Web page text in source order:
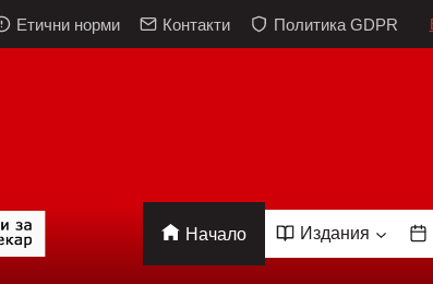
Етични норми Контакти Политика GDPR
Начало Издания